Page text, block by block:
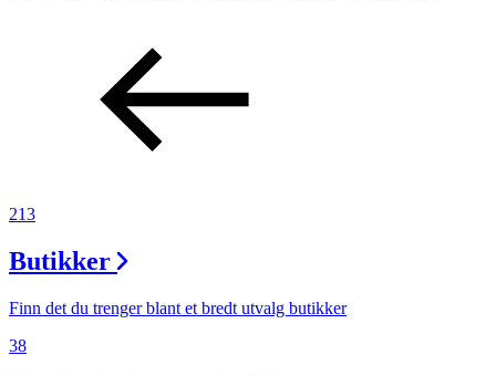
213
Butikker
Finn det du trenger blant et bredt utvalg butikker
38